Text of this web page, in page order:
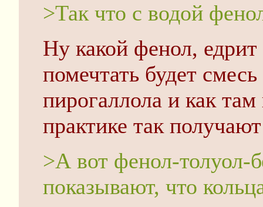
>Так что с водой
Ну какой фенол,
помечтать будет
пирогаллола и как
практике так
>А вот фенол-толуол-
показывают, что